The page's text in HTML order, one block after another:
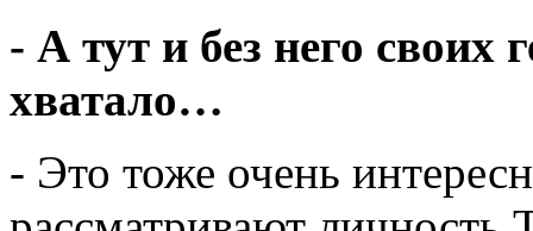
- А тут и без него своих
хватало…
- Это тоже очень